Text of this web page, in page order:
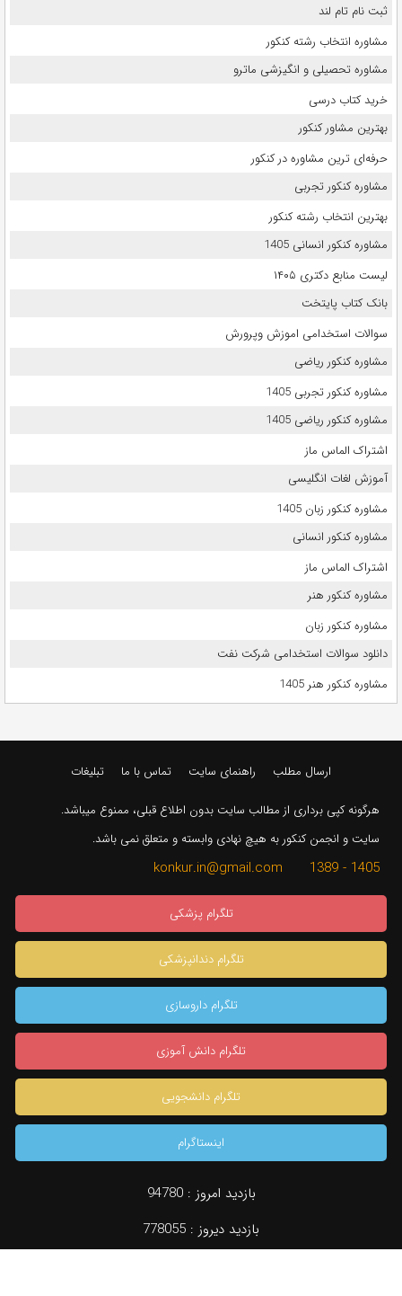
جستجو
ثبت نام تام لند
مشاوره انتخاب رشته کنکور
مشاوره تحصیلی و انگیزشی ماترو
خرید کتاب درسی
بهترین مشاور کنکور
حرفه‌ای ترین مشاوره در کنکور
مشاوره کنکور تجربی
بهترین انتخاب رشته کنکور
مشاوره کنکور انسانی 1405
لیست منابع دکتری ۱۴۰۵
بانک کتاب پایتخت
سوالات استخدامی اموزش وپرورش
مشاوره کنکور ریاضی
مشاوره کنکور تجربی 1405
مشاوره کنکور ریاضی 1405
اشتراک الماس ماز
آموزش لغات انگلیسی
مشاوره کنکور زبان 1405
مشاوره کنکور انسانی
اشتراک الماس ماز
مشاوره کنکور هنر
مشاوره کنکور زبان
دانلود سوالات استخدامی شرکت نفت
مشاوره کنکور هنر 1405
ارسال مطلب راهنمای سایت تماس با ما تبلیغات
هرگونه کپی برداری از مطالب سایت بدون اطلاع قبلی، ممنوع میباشد.
سایت و انجمن کنکور به هیچ نهادی وابسته و متعلق نمی باشد.
1405 - 1389 konkur.in@gmail.com
تلگرام پزشکی
تلگرام دندانپزشکی
تلگرام داروسازی
تلگرام دانش آموزی
تلگرام دانشجویی
اینستاگرام
بازدید امروز :94780
بازدید دیروز : 778055